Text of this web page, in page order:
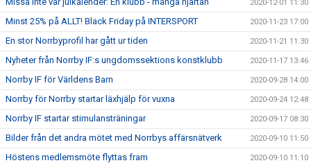
2020-12-01 11:30
Minst 25% på ALLT! Black Friday på INTERSPORT 2020-11-23 17:00
En stor Norrbyprofil har gått ur tiden 2020-11-21 11:30
Nyheter från Norrby IF:s ungdomssektions konstklubb 2020-11-17 13:46
Norrby IF för Världens Barn 2020-09-28 14:00
Norrby för Norrby startar läxhjälp för vuxna 2020-09-24 12:48
Norrby IF startar stimulansträningar 2020-09-17 08:30
Bilder från det andra mötet med Norrbys affärsnätverk 2020-09-10 11:50
Höstens medlemsmöte flyttas fram 2020-09-10 11:10